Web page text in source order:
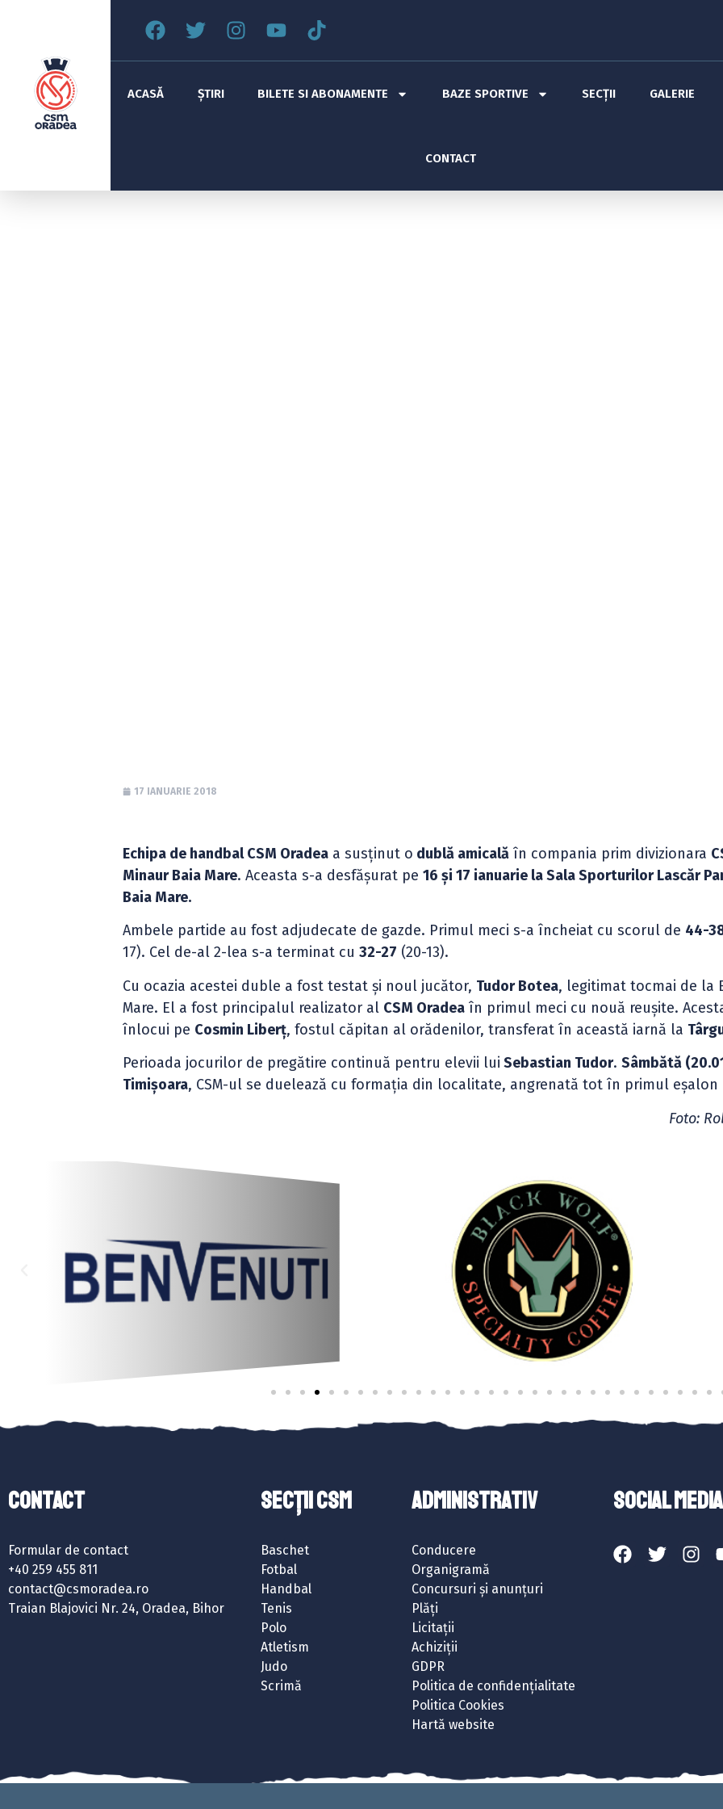
ACASĂ ȘTIRI BILETE SI ABONAMENTE BAZE SPORTIVE SECȚII GALERIE
CONTACT
17 IANUARIE 2018
Echipa de handbal CSM Oradea a susținut o dublă amicală în compania prim divizionara
Minaur Baia Mare. Aceasta s-a desfășurat pe16 și 17 ianuarie la Sala Sporturilor Lascăr
Baia Mare.
Ambele partide au fost adjudecate de gazde. Primul meci s-a încheiat cu scorul de 44-
17). Cel de-al 2-lea s-a terminat cu32-27 (20-13).
Cu ocazia acestei duble a fost testat și noul jucător, Tudor Botea, legitimat tocmai de la
Mare. El a fost principalul realizator al CSM Oradea în primul meci cu nouă reușite.
înlocui pe Cosmin Liberț, fostul căpitan al orădenilor, transferat în această iarnă la
Perioada jocurilor de pregătire continuă pentru elevii lui Sebastian Tudor.Sâmbătă
Timișoara, CSM-ul se duelează cu formația din localitate, angrenată tot în primul
Foto:
Contact
Formular de contact
+40 259 455 811
contact@csmoradea.ro
Traian Blajovici Nr. 24, Oradea, Bihor
SECȚII CSM
Baschet
Fotbal
Handbal
Tenis
Polo
Atletism
Judo
Scrimă
ADMINISTRATIV
Conducere
Organigramă
Concursuri și anunțuri
Plăți
Licitații
Achiziții
GDPR
Politica de confidențialitate
Politica Cookies
Hartă website
SOCIAL MEDIA